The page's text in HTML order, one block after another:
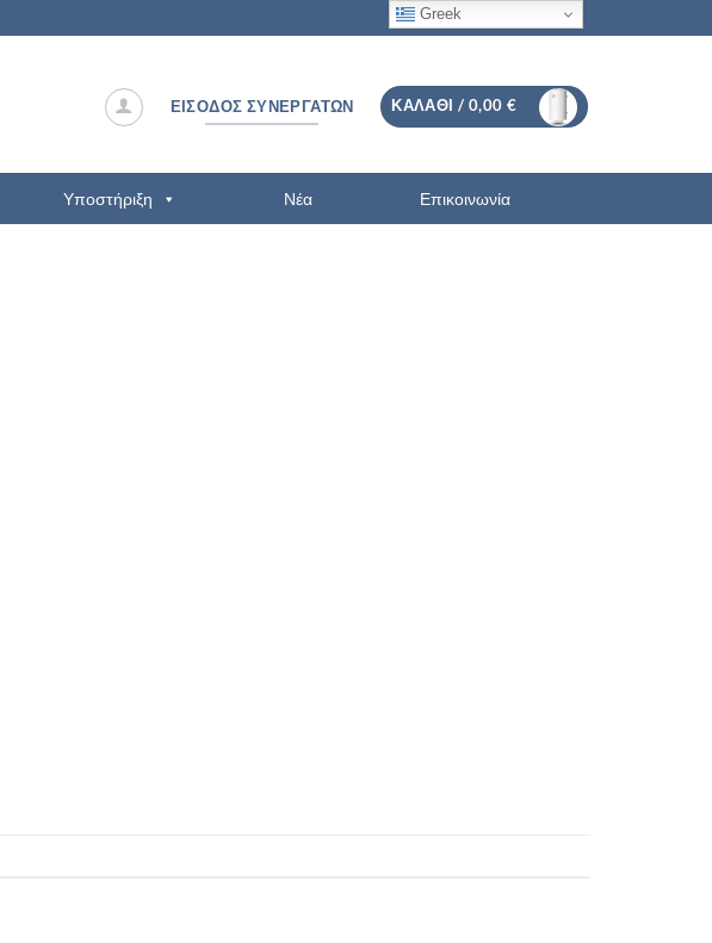
ΕΊΣΟΔΟΣ ΣΥΝΕΡΓΑΤΏΝ ΚΑΛΆΘΙ / 0,00 €
Υποστήριξη Νέα Επικοινωνία
Greek